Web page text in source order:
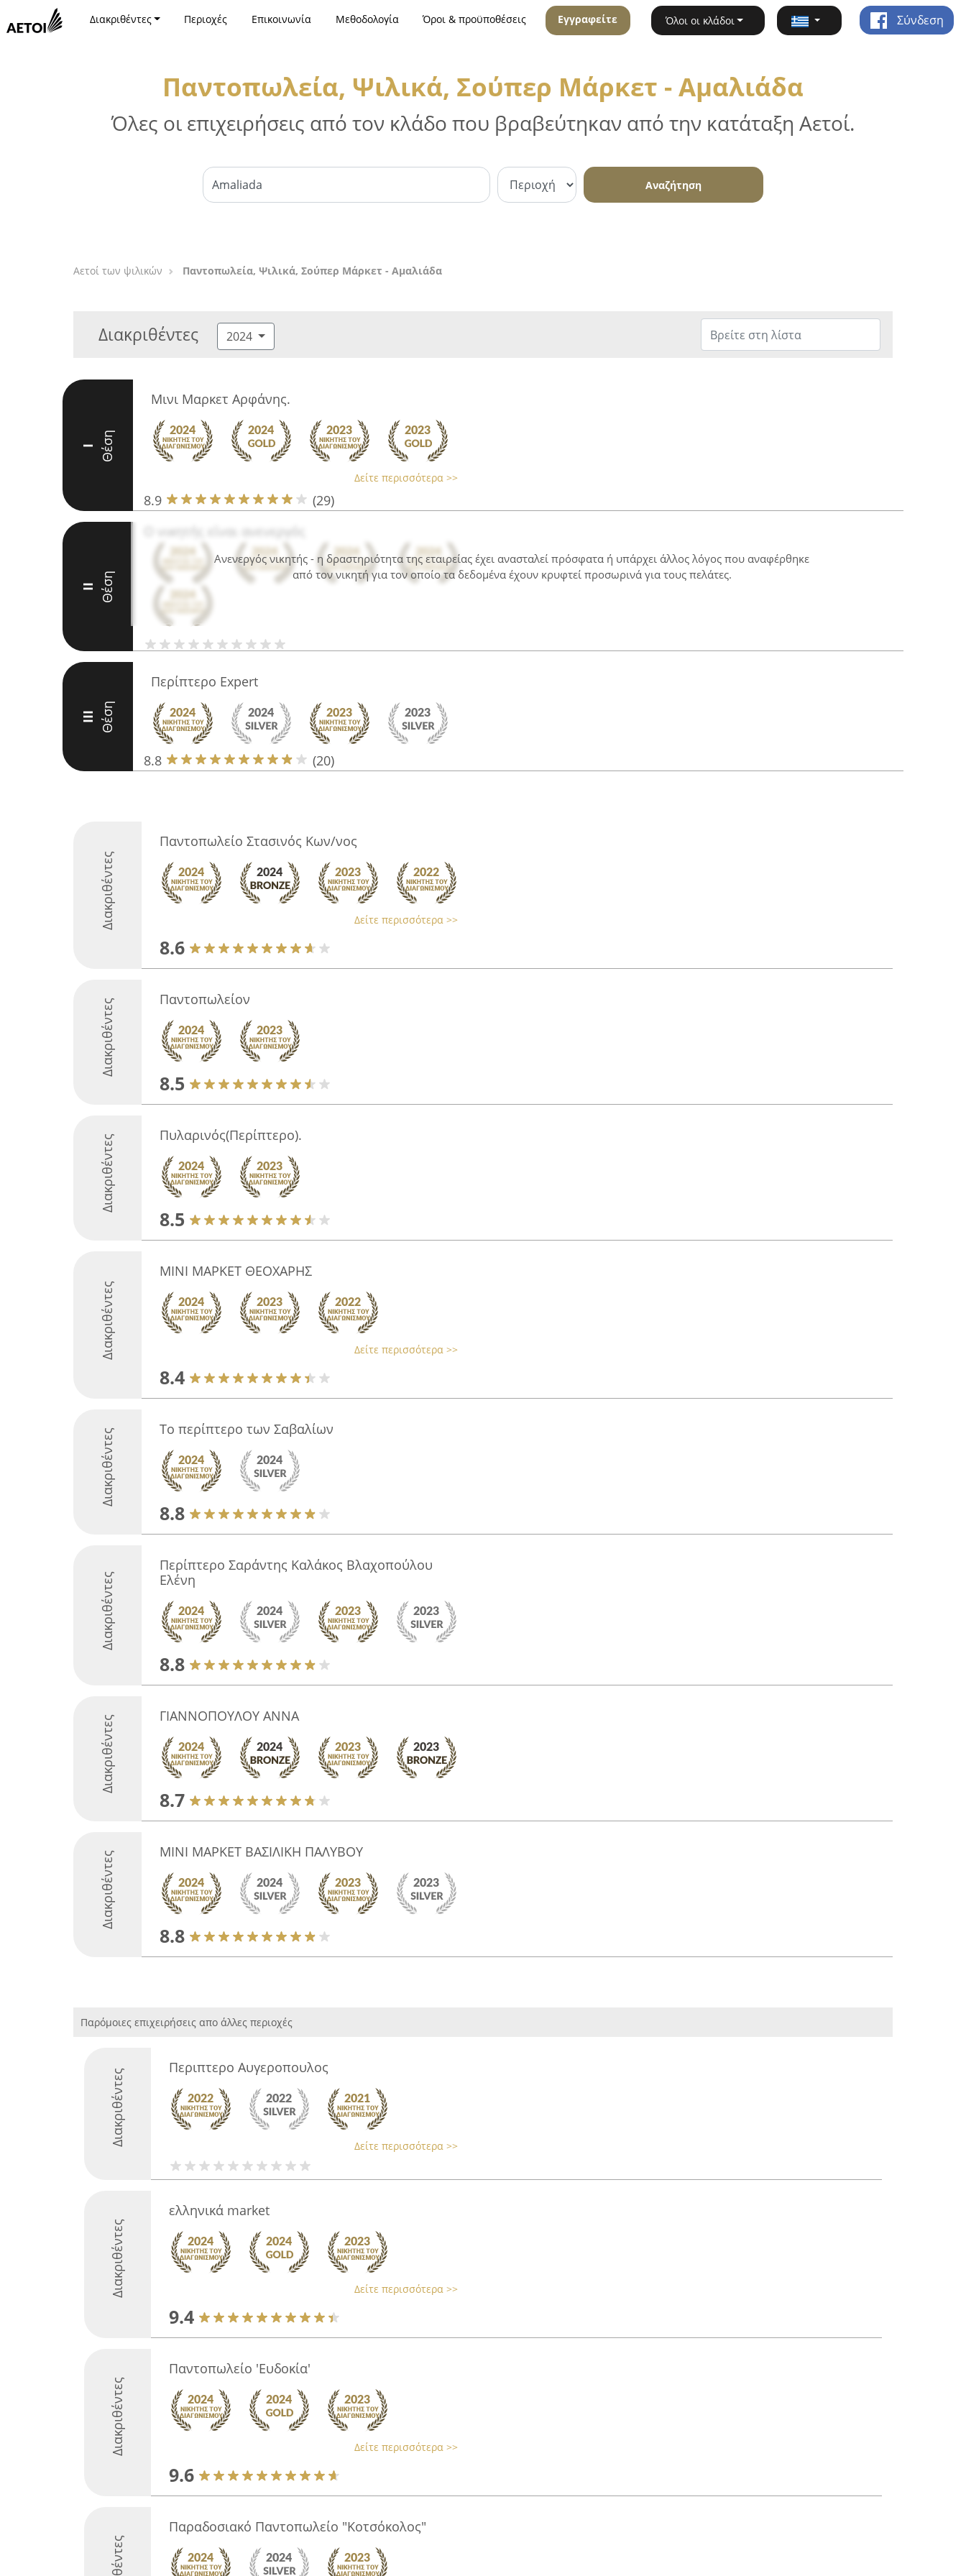
Διακριθέντες Περιοχές Επικοινωνία Μεθοδολογία Όροι & προϋποθέσεις Εγγραφείτε Όλοι οι κλάδοι Σύνδεση
Παντοπωλεία, Ψιλικά, Σούπερ Μάρκετ - Αμαλιάδα
Όλες οι επιχειρήσεις από τον κλάδο που βραβεύτηκαν από την κατάταξη Αετοί.
Αναζήτηση
Αετοί των ψιλικών Παντοπωλεία, Ψιλικά, Σούπερ Μάρκετ - Αμαλιάδα
Διακριθέντες 2024
I Θέση
Μινι Μαρκετ Αρφάνης.
Δείτε περισσότερα >>
8.9 (29)
Ανενεργός νικητής - η δραστηριότητα της εταιρείας έχει ανασταλεί πρόσφατα ή υπάρχει άλλος λόγος που αναφέρθηκε
από τον νικητή για τον οποίο τα δεδομένα έχουν κρυφτεί προσωρινά για τους πελάτες.
II Θέση
Ο νικητής είναι ανενεργός
III Θέση
Περίπτερο Expert
8.8 (20)
Διακριθέντες
Παντοπωλείο Στασινός Κων/νος
Δείτε περισσότερα >>
8.6
Διακριθέντες Παντοπωλείον
8.5
Διακριθέντες Πυλαρινός(Περίπτερο).
8.5
Διακριθέντες
ΜΙΝΙ ΜΑΡΚΕΤ ΘΕΟΧΑΡΗΣ
Δείτε περισσότερα >>
8.4
Διακριθέντες Το περίπτερο των Σαβαλίων
8.8
Διακριθέντες
Περίπτερο Σαράντης Καλάκος Βλαχοπούλου
Ελένη
8.8
Διακριθέντες ΓΙΑΝΝΟΠΟΥΛΟΥ ΑΝΝΑ
8.7
Διακριθέντες ΜΙΝΙ ΜΑΡΚΕΤ ΒΑΣΙΛΙΚΗ ΠΑΛΥΒΟΥ
8.8
Παρόμοιες επιχειρήσεις απο άλλες περιοχές
Διακριθέντες
Περιπτερο Αυγεροπουλος
Δείτε περισσότερα >>
Διακριθέντες
ελληνικά market
Δείτε περισσότερα >>
9.4
Διακριθέντες
Παντοπωλείο 'Ευδοκία'
Δείτε περισσότερα >>
9.6
Παραδοσιακό Παντοπωλείο "Κοτσόκολος"